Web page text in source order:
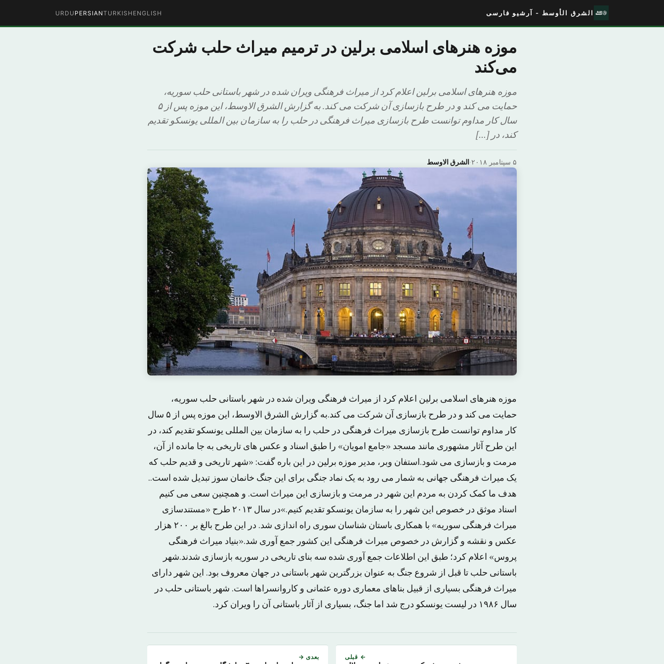
الشرق الأوسط - آرشیو فارسی ENGLISH
TURKISH
PERSIAN
URDU
موزه هنرهای اسلامی برلین در ترمیم میراث حلب شرکت
می‌کند
موزه هنرهای اسلامی برلین اعلام کرد از میراث فرهنگی ویران شده در شهر باستانی حلب سوریه،
حمایت می کند و در طرح بازسازی آن شرکت می کند. به گزارش الشرق الاوسط، این موزه پس از ۵
سال کار مداوم توانست طرح بازسازی میراث فرهنگی در حلب را به سازمان بین المللی یونسکو تقدیم
کند، در […]
الشرق الاوسط· ۵ سپتامبر ۲۰۱۸
موزه هنرهای اسلامی برلین اعلام کرد از میراث فرهنگی ویران شده در شهر باستانی حلب سوریه،
حمایت می کند و در طرح بازسازی آن شرکت می کند.به گزارش الشرق الاوسط، این موزه پس از ۵ سال
کار مداوم توانست طرح بازسازی میراث فرهنگی در حلب را به سازمان بین المللی یونسکو تقدیم کند، در
این طرح آثار مشهوری مانند مسجد «جامع امویان» را طبق اسناد و عکس های تاریخی به جا مانده از آن،
مرمت و بازسازی می شود.استفان وبر، مدیر موزه برلین در این باره گفت: «شهر تاریخی و قدیم حلب که
یک میراث فرهنگی جهانی به شمار می رود به یک نماد جنگی برای این جنگ خانمان سوز تبدیل شده است..
هدف ما کمک کردن به مردم این شهر در مرمت و بازسازی این میراث است. و همچنین سعی می کنیم
اسناد موثق در خصوص این شهر را به سازمان یونسکو تقدیم کنیم.»در سال ۲۰۱۳ طرح «مستندسازی
میراث فرهنگی سوریه» با همکاری باستان شناسان سوری راه اندازی شد. در این طرح بالغ بر ۲۰۰ هزار
عکس و نقشه و گزارش در خصوص میراث فرهنگی این کشور جمع آوری شد.«بنیاد میراث فرهنگی
پروس» اعلام کرد؛ طبق این اطلاعات جمع آوری شده سه بنای تاریخی در سوریه بازسازی شدند.شهر
باستانی حلب تا قبل از شروع جنگ به عنوان بزرگترین شهر باستانی در جهان معروف بود. این شهر دارای
میراث فرهنگی بسیاری از قبیل بناهای معماری دوره عثمانی و کاروانسراها است. شهر باستانی حلب در
سال ۱۹۸۶ در لیست یونسکو درج شد اما جنگ، بسیاری از آثار باستانی آن را ویران کرد.
← قبلی بعدی →